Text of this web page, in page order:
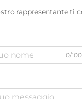
rappresentante ti
0/100